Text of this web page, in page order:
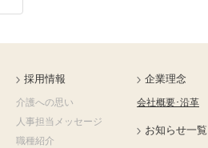
採用情報
介護への思い
人事担当メッセージ
職種紹介
企業理念
会社概要･沿革
お知らせ一覧